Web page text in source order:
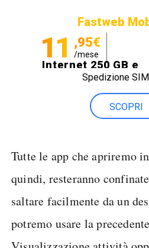
Fastweb
11 ,95€
/mese
Internet 250 GB e
Minuti illimitati
Spedizione SIM
SCOPRI
Tutte le app che apriremo
quindi, resteranno
saltare facilmente da un
potremo usare la